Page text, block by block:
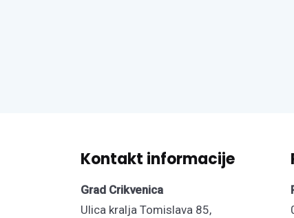
Kontakt informacije
Grad Crikvenica
Ulica kralja Tomislava 85,